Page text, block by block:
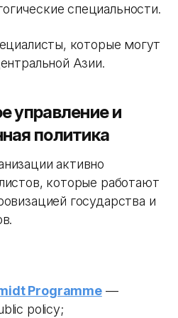
специальности.
которые могут
Азии.
управление и
политика
активно
которые работают
государства и
Programme—
policy;